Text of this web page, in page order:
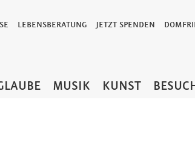
LEBENSBERATUNG JETZT SPENDEN
MUSIK KUNST